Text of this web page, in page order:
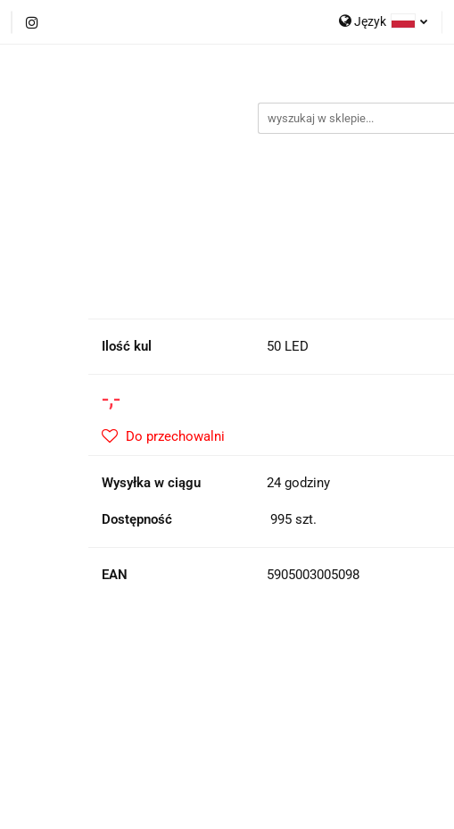
Język
Ilość kul 50 LED
-,-
Do przechowalni
Wysyłka w ciągu 24 godziny
Dostępność 995 szt.
EAN 5905003005098